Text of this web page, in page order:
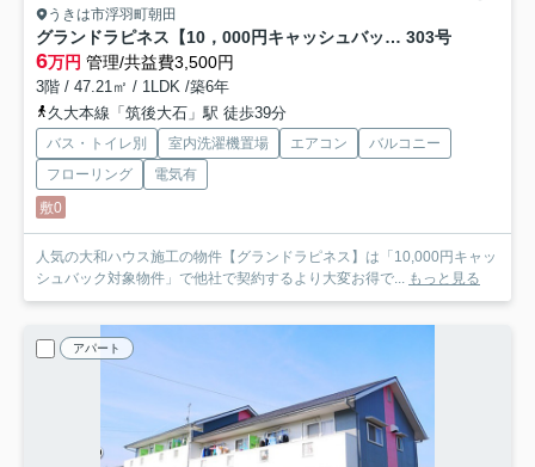
うきは市浮羽町朝田
グランドラピネス【10，000円キャッシュバック対象物件】 303号
6万円 管理/共益費3,500円
3階 / 47.21㎡ / 1LDK /築6年
久大本線「筑後大石」駅 徒歩39分
バス・トイレ別 室内洗濯機置場 エアコン
バルコニー
フローリング
電気有
敷0
人気の大和ハウス施工の物件【グランドラピネス】は「10,000円キャッ
シュバック対象物件」で他社で契約するより大変お得で... もっと見る
アパート